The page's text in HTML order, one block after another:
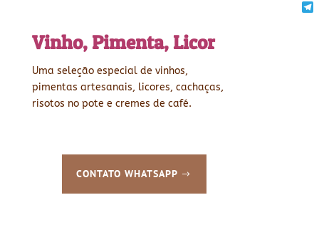
Vinho, Pimenta, Licor
Uma seleção especial de vinhos,
pimentas artesanais, licores, cachaças,
risotos no pote e cremes de café.
CONTATO WHATSAPP